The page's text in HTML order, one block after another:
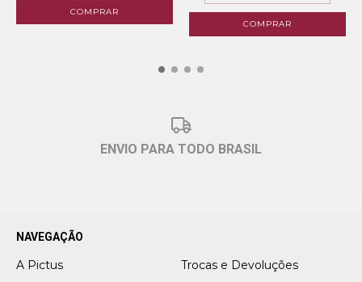
COMPRAR
COMPRAR
ENVIO PARA TODO BRASIL
NAVEGAÇÃO
A Pictus Trocas e Devoluções